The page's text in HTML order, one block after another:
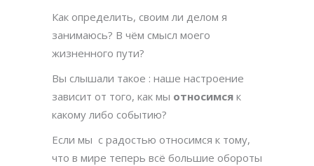
Как определить, своим ли делом я
занимаюсь? В чём смысл моего
жизненного пути?
Вы слышали такое : наше настроение
зависит от того, как мы относимся к
какому либо событию?
Если мы с радостью относимся к тому,
что в мире теперь всё большие обороты